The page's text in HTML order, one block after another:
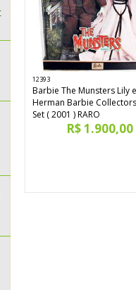
12393
Barbie The Munsters Lily e
Herman Barbie
Set ( 2001 ) RARO
R$ 1.900,00